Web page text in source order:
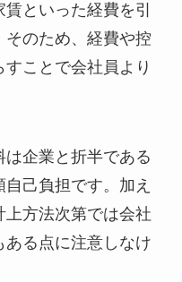
といった経費を引
のため、経費や控
ことで会社員より
企業と折半である
己負担です。加え
方法次第では会社
ある点に注意しなけ